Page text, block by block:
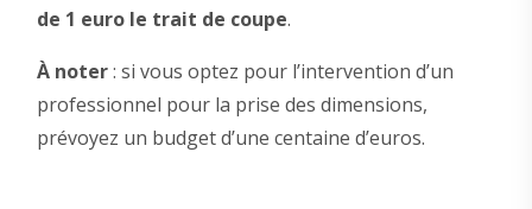
de 1 euro le trait de coupe.
À noter: si vous optez pour l’intervention d’un
professionnel pour la prise des dimensions,
prévoyez un budget d’une centaine d’euros.